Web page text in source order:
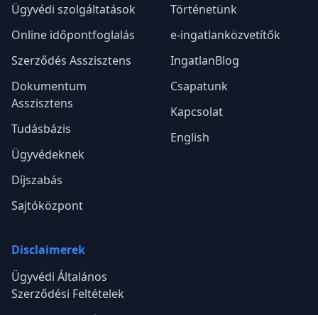
Ügyvédi szolgáltatások
Online időpontfoglalás
Szerződés Asszisztens
Dokumentum
Asszisztens
Tudásbázis
Ügyvédeknek
Díjszabás
Sajtóközpont
Történetünk
e-ingatlanközvetítők
IngatlanBlog
Csapatunk
Kapcsolat
English
Disclaimerek
Ügyvédi Általános
Szerződési Feltételek